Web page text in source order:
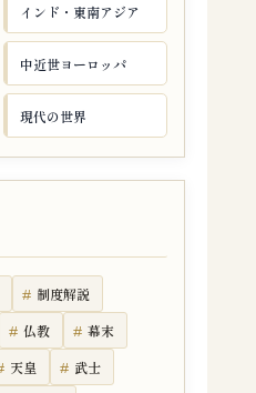
インド・東南アジア
中近世ヨーロッパ
現代の世界
制度解説
仏教
幕末
天皇
武士